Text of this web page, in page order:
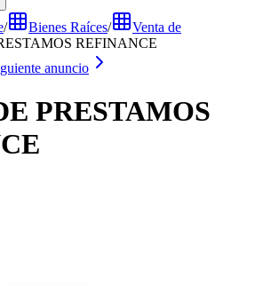
/ Bienes Raíces/
Venta de
REFINANCE
anuncio
PRESTAMOS